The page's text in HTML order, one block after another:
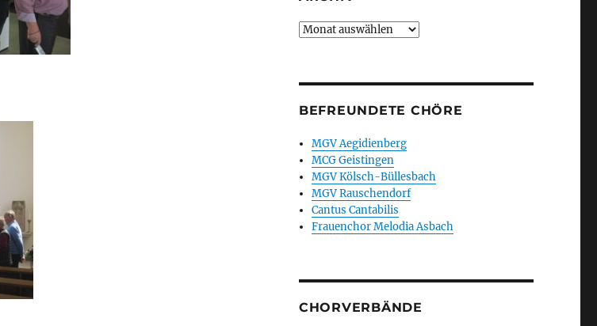
Archiv
BEFREUNDETE CHÖRE
MGV Aegidienberg
MCG Geistingen
MGV Kölsch-Büllesbach
MGV Rauschendorf
Cantus Cantabilis
Frauenchor Melodia Asbach
CHORVERBÄNDE